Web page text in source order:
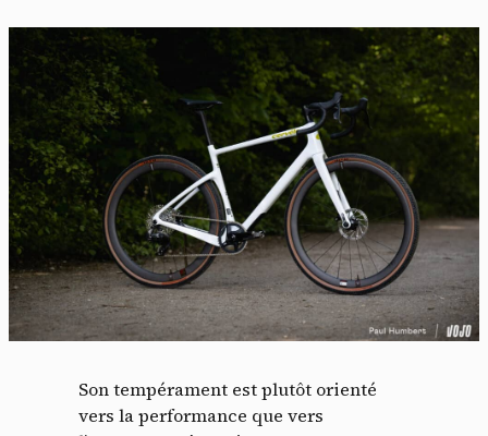
Son tempérament est plutôt orienté
vers la performance que vers